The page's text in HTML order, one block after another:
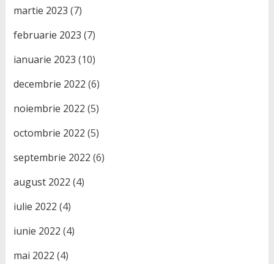
martie 2023 (7)
februarie 2023 (7)
ianuarie 2023 (10)
decembrie 2022 (6)
noiembrie 2022 (5)
octombrie 2022 (5)
septembrie 2022 (6)
august 2022 (4)
iulie 2022 (4)
iunie 2022 (4)
mai 2022 (4)